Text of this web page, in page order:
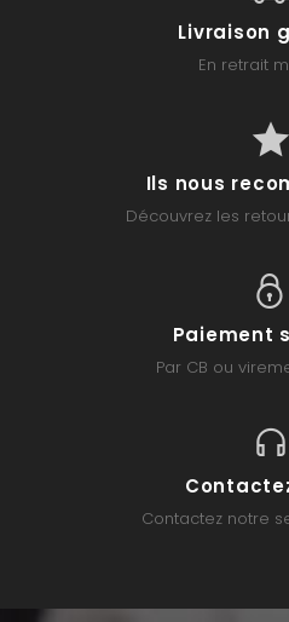
Livraison
En retrait
Ils nous
Découvrez les
Paiement
Par CB ou
Contactez notre